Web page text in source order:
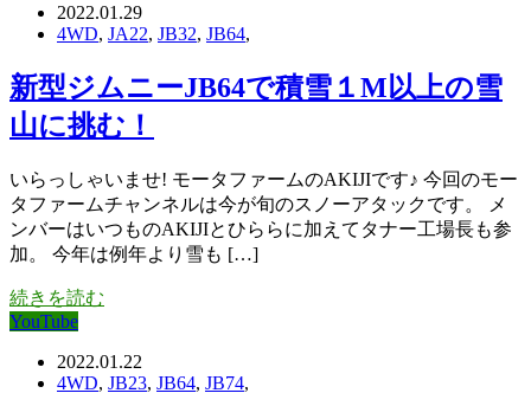
2022.01.29
4WD, JA22, JB32, JB64,
新型ジムニーJB64で積雪１M以上の雪
山に挑む！
いらっしゃいませ! モータファームのAKIJIです♪ 今回のモー
タファームチャンネルは今が旬のスノーアタックです。 メ
ンバーはいつものAKIJIとひららに加えてタナー工場長も参
加。 今年は例年より雪も […]
続きを読む
YouTube
2022.01.22
4WD, JB23, JB64, JB74,